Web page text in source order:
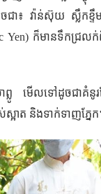
ា៖ វ៉ាន់ស៊ុយ ស្លឹក​ខ្ទឹម
Yen)ក៏មានទឹកជ្រលក់ពិ
ព្លូ មើលទៅដូចជាគំនូ
អាត និងទាក់ទាញភ្នែក